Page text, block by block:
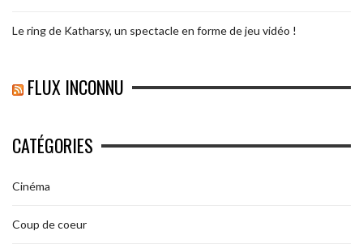
Le ring de Katharsy, un spectacle en forme de jeu vidéo !
FLUX INCONNU
CATÉGORIES
Cinéma
Coup de coeur